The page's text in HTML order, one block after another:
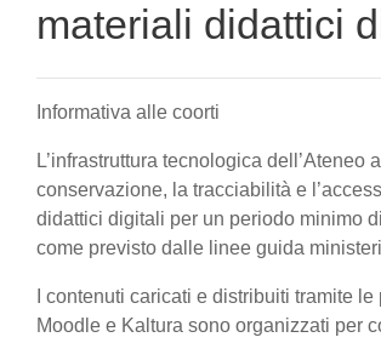
materiali didattici
Informativa alle coorti
L’infrastruttura tecnologica dell’Ateneo
conservazione, la tracciabilità e
didattici digitali per un periodo minimo
come previsto dalle linee guida
I contenuti caricati e distribuiti tramite le
Moodle e Kaltura sono organizzati per